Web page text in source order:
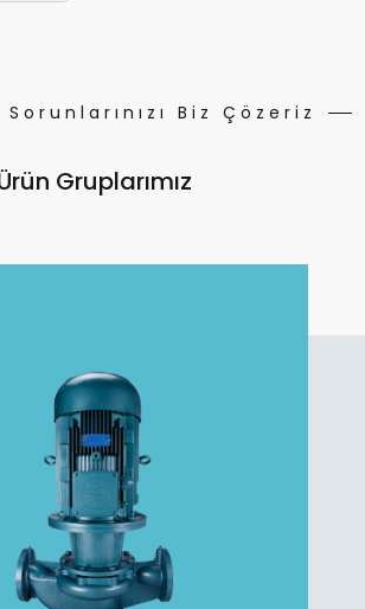
Biz Çözeriz
Gruplarımız